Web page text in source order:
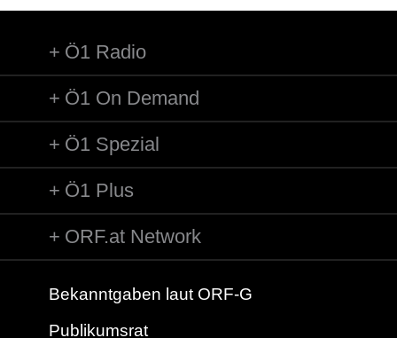
Ö1 Radio
Ö1 On Demand
Ö1 Spezial
Ö1 Plus
ORF.at Network
Bekanntgaben laut ORF-G
Publikumsrat